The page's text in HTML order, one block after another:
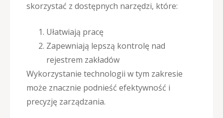
skorzystać z dostępnych narzędzi, które:
Ułatwiają pracę
Zapewniają lepszą kontrolę nad
rejestrem zakładów
Wykorzystanie technologii w tym zakresie
może znacznie podnieść efektywność i
precyzję zarządzania.